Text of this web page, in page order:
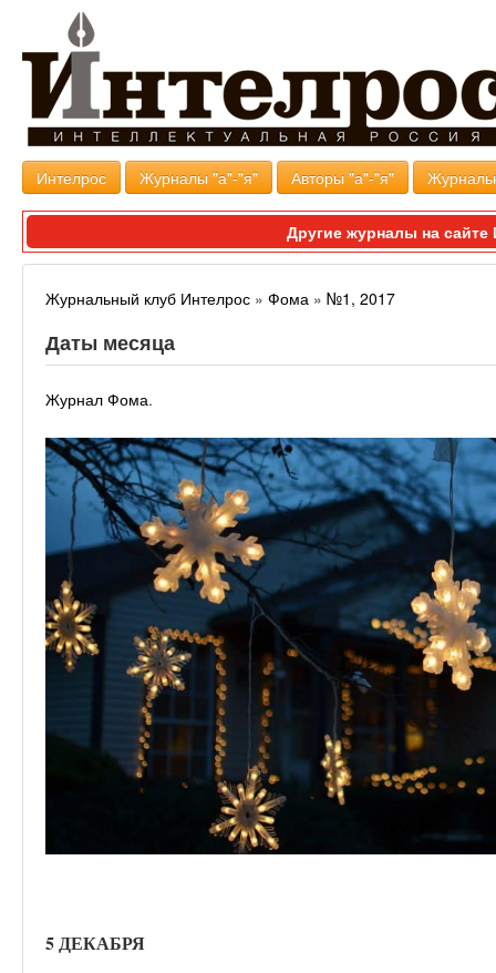
Интелрос Журналы "а"-"я" Авторы "а"-"я"
Другие журналы на
Журнальный клуб Интелрос » Фома » №1, 2017
Даты месяца
Журнал Фома.
5 ДЕКАБРЯ